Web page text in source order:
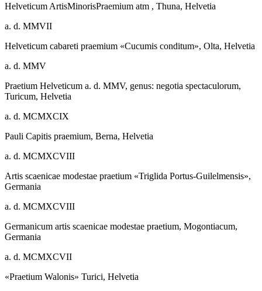
Helveticum ArtisMinorisPraemium atm , Thuna, Helvetia
a. d. MMVII
Helveticum cabareti praemium «Cucumis conditum», Olta, Helvetia
a. d. MMV
Praetium Helveticum a. d. MMV, genus: negotia spectaculorum,
Turicum, Helvetia
a. d. MCMXCIX
Pauli Capitis praemium, Berna, Helvetia
a. d. MCMXCVIII
Artis scaenicae modestae praetium «Triglida Portus-Guilelmensis»,
Germania
a. d. MCMXCVIII
Germanicum artis scaenicae modestae praetium, Mogontiacum,
Germania
a. d. MCMXCVII
«Praetium Walonis» Turici, Helvetia